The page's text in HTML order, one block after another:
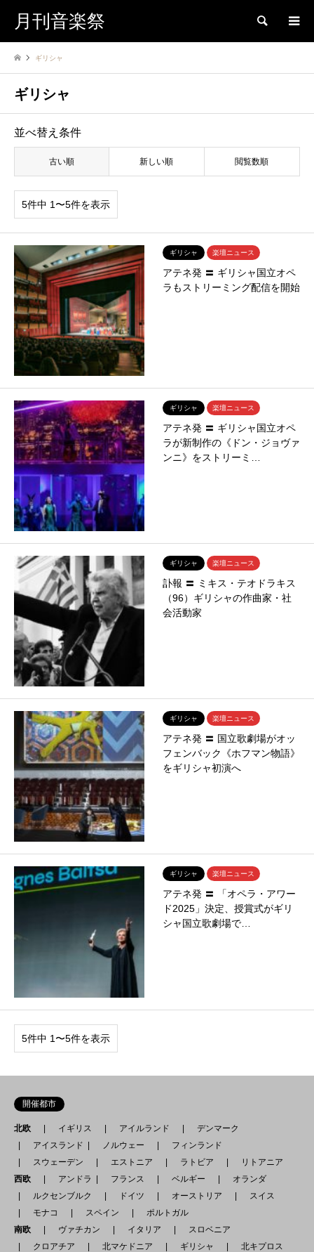
月刊音楽祭 検索
ギリシャ
ギリシャ
並べ替え条件
古い順 新しい順 閲覧数順
5件中 1〜5件を表示
ギリシャ 楽壇ニュース
アテネ発 〓 ギリシャ国立オペ
ラもストリーミング配信を開始
ギリシャ 楽壇ニュース
アテネ発 〓 ギリシャ国立オペ
ラが新制作の《ドン・ジョヴァ
ンニ》をストリーミ…
ギリシャ 楽壇ニュース
訃報 〓 ミキス・テオドラキス
（96）ギリシャの作曲家・社
会活動家
ギリシャ 楽壇ニュース
アテネ発 〓 国立歌劇場がオッ
フェンバック《ホフマン物語》
をギリシャ初演へ
ギリシャ 楽壇ニュース
アテネ発 〓 「オペラ・アワー
ド2025」決定、授賞式がギリ
シャ国立歌劇場で…
5件中 1〜5件を表示
開催都市
北欧 イギリス アイルランド
デンマーク
アイスランド
ノルウェー
フィンランド
スウェーデン
エストニア ラトビア
リトアニア
西欧
アンドラ フランス ベルギー
オランダ
ルクセンブルク
ドイツ オーストリア
スイス
モナコ
スペイン
ポルトガル
南欧
ヴァチカン イタリア
スロベニア
クロアチア
北マケドニア ギリシャ
北キプロス